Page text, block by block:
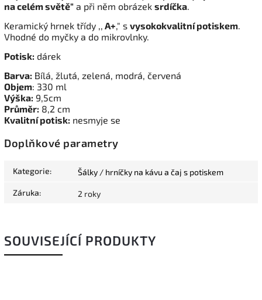
na celém světě" a při něm obrázek srdíčka.
Keramický hrnek třídy ,, A+," s vysokokvalitní potiskem.
Vhodné do myčky a do mikrovlnky.
Potisk: dárek
Barva: Bílá, žlutá, zelená, modrá, červená
Objem: 330 ml
Výška: 9,5cm
Průměr: 8,2 cm
Kvalitní potisk: nesmyje se
Doplňkové parametry
Kategorie: Šálky / hrníčky na kávu a čaj s potiskem
Záruka: 2 roky
SOUVISEJÍCÍ PRODUKTY